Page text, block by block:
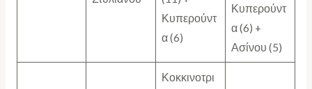
Κυπερούντ
α (6)
Κυπερούντ
α (6) +
Ασίνου (5)
Κοκκινοτρι